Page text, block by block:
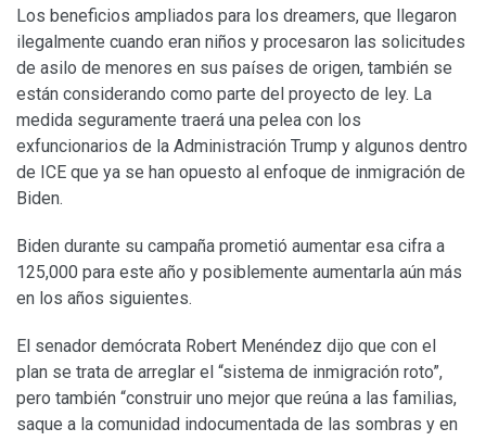
Los beneficios ampliados para los dreamers, que llegaron
ilegalmente cuando eran niños y procesaron las solicitudes
de asilo de menores en sus países de origen, también se
están considerando como parte del proyecto de ley. La
medida seguramente traerá una pelea con los
exfuncionarios de la Administración Trump y algunos dentro
de ICE que ya se han opuesto al enfoque de inmigración de
Biden.
Biden durante su campaña prometió aumentar esa cifra a
125,000 para este año y posiblemente aumentarla aún más
en los años siguientes.
El senador demócrata Robert Menéndez dijo que con el
plan se trata de arreglar el “sistema de inmigración roto”,
pero también “construir uno mejor que reúna a las familias,
saque a la comunidad indocumentada de las sombras y en